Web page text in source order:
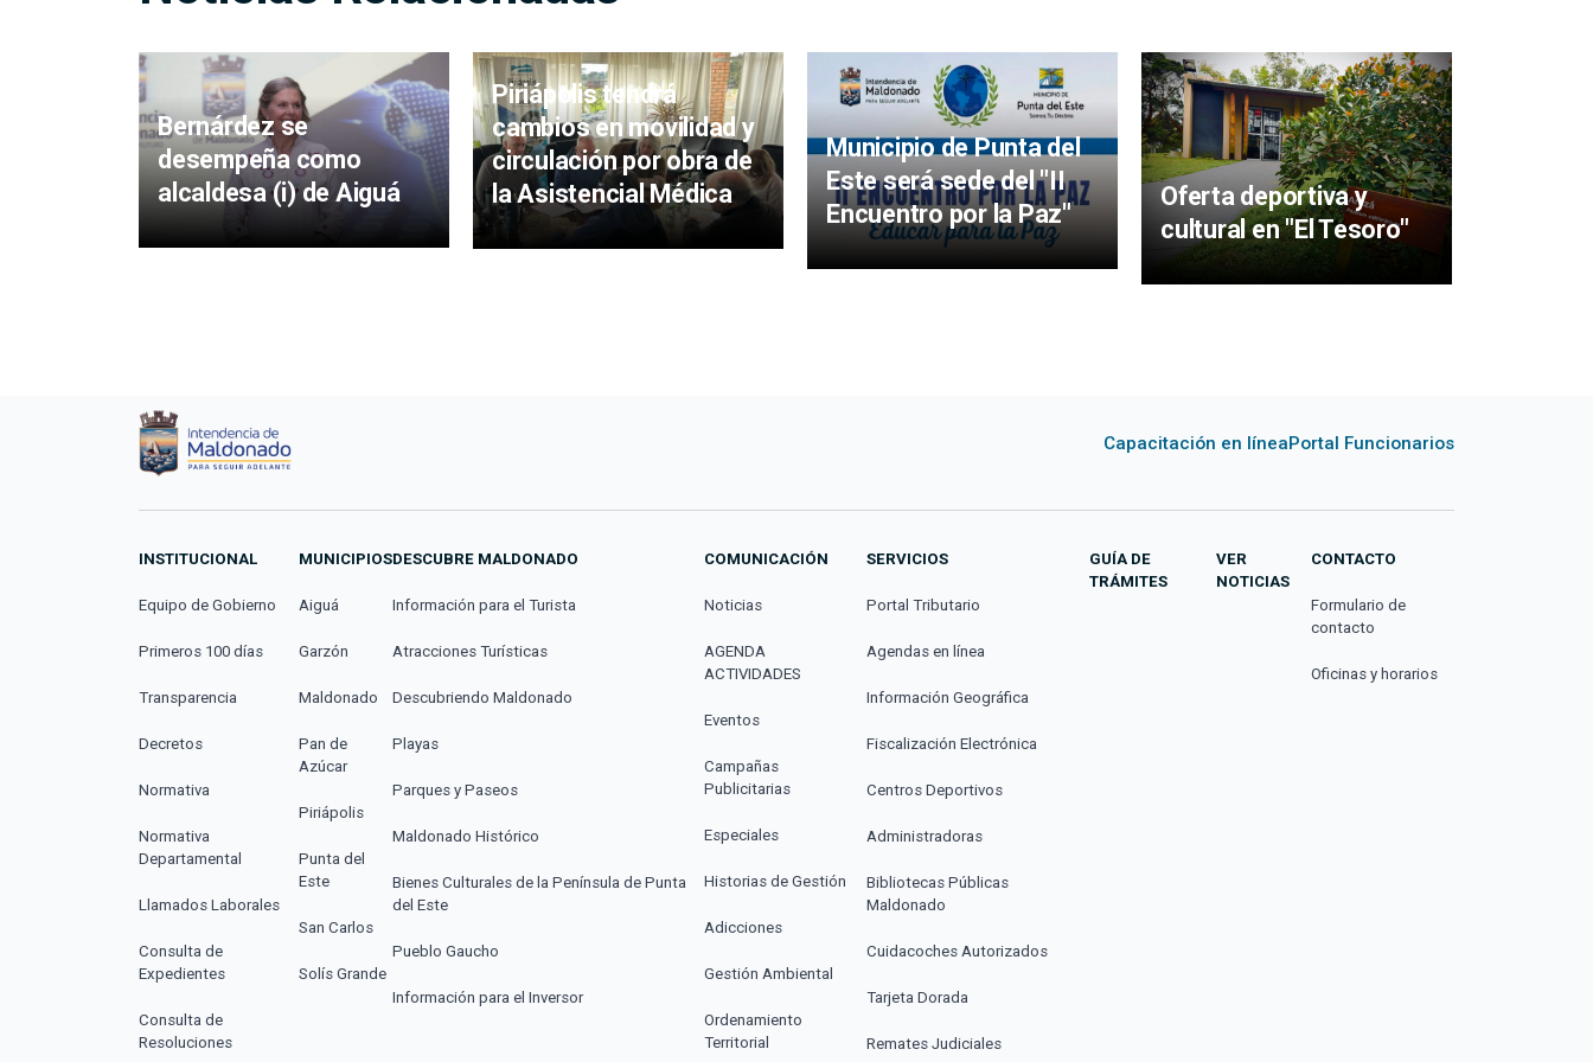
Bernárdez se
desempeña como
alcaldesa (i) de Aiguá
Piriápolis tendrá
cambios en movilidad y
circulación por obra de
la Asistencial Médica
Municipio de Punta del
Este será sede del "II
Encuentro por la Paz"
Oferta deportiva y
cultural en "El Tesoro"
Capacitación en líneaPortal Funcionarios
INSTITUCIONAL
Equipo de Gobierno
Primeros 100 días
Transparencia
Decretos
Normativa
Normativa
Departamental
Llamados Laborales
Consulta de
Expedientes
Consulta de
Resoluciones
MUNICIPIOS
Aiguá
Garzón
Maldonado
Pan de
Azúcar
Piriápolis
Punta del
Este
San Carlos
Solís Grande
DESCUBRE MALDONADO
Información para el Turista
Atracciones Turísticas
Descubriendo Maldonado
Playas
Parques y Paseos
Maldonado Histórico
Bienes Culturales de la Península de Punta
del Este
Pueblo Gaucho
Información para el Inversor
COMUNICACIÓN
Noticias
AGENDA
ACTIVIDADES
Eventos
Campañas
Publicitarias
Especiales
Historias de Gestión
Adicciones
Gestión Ambiental
Ordenamiento
Territorial
SERVICIOS
Portal Tributario
Agendas en línea
Información Geográfica
Fiscalización Electrónica
Centros Deportivos
Administradoras
Bibliotecas Públicas
Maldonado
Cuidacoches Autorizados
Tarjeta Dorada
Remates Judiciales
GUÍA DE
TRÁMITES
VER
NOTICIAS
CONTACTO
Formulario de
contacto
Oficinas y horarios